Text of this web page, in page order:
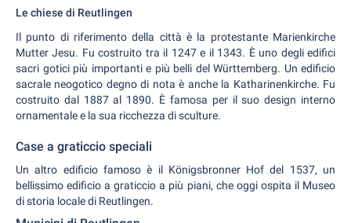
Le chiese di Reutlingen
Il punto di riferimento della città è la protestante Marienkirche
Mutter Jesu. Fu costruito tra il 1247 e il 1343. È uno degli edifici
sacri gotici più importanti e più belli del Württemberg. Un edificio
sacrale neogotico degno di nota è anche la Katharinenkirche. Fu
costruito dal 1887 al 1890. È famosa per il suo design interno
ornamentale e la sua ricchezza di sculture.
Case a graticcio speciali
Un altro edificio famoso è il Königsbronner Hof del 1537, un
bellissimo edificio a graticcio a più piani, che oggi ospita il Museo
di storia locale di Reutlingen.